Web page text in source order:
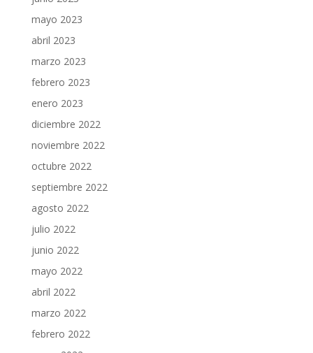
mayo 2023
abril 2023
marzo 2023
febrero 2023
enero 2023
diciembre 2022
noviembre 2022
octubre 2022
septiembre 2022
agosto 2022
julio 2022
junio 2022
mayo 2022
abril 2022
marzo 2022
febrero 2022